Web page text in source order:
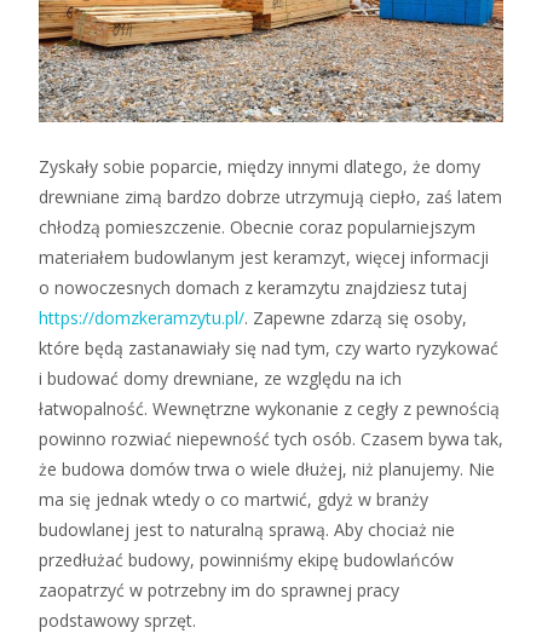
Zyskały sobie poparcie, między innymi dlatego, że domy
drewniane zimą bardzo dobrze utrzymują ciepło, zaś latem
chłodzą pomieszczenie. Obecnie coraz popularniejszym
materiałem budowlanym jest keramzyt, więcej informacji
o nowoczesnych domach z keramzytu znajdziesz tutaj
https://domzkeramzytu.pl/. Zapewne zdarzą się osoby,
które będą zastanawiały się nad tym, czy warto ryzykować
i budować domy drewniane, ze względu na ich
łatwopalność. Wewnętrzne wykonanie z cegły z pewnością
powinno rozwiać niepewność tych osób. Czasem bywa tak,
że budowa domów trwa o wiele dłużej, niż planujemy. Nie
ma się jednak wtedy o co martwić, gdyż w branży
budowlanej jest to naturalną sprawą. Aby chociaż nie
przedłużać budowy, powinniśmy ekipę budowlańców
zaopatrzyć w potrzebny im do sprawnej pracy
podstawowy sprzęt.